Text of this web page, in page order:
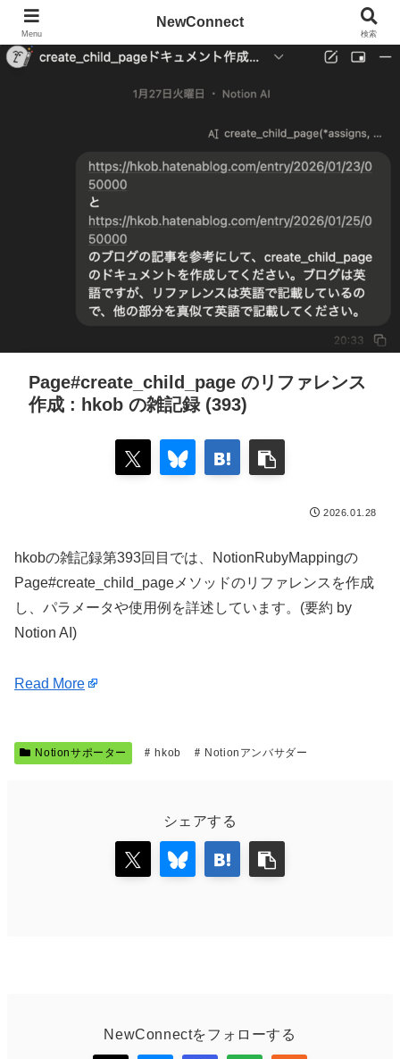
Page#create_child_page のリファレンス
作成 : hkob の雑記録 (393)
2026.01.28
hkobの雑記録第393回目では、NotionRubyMappingの
Page#create_child_pageメソッドのリファレンスを作成
し、パラメータや使用例を詳述しています。(要約 by
Notion AI)
Read More
Notionサポーター hkob Notionアンバサダー
シェアする
NewConnectをフォローする
Menu
NewConnect
検索